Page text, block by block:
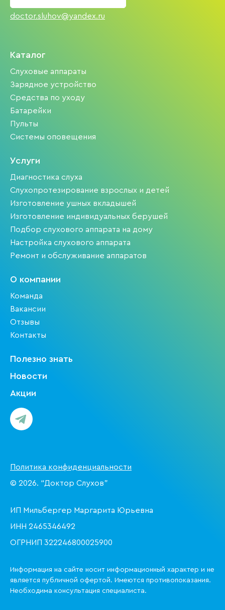
doctor.sluhov@yandex.ru
Каталог
Слуховые аппараты
Зарядное устройство
Средства по уходу
Батарейки
Пульты
Системы оповещения
Услуги
Диагностика слуха
Слухопротезирование взрослых и детей
Изготовление ушных вкладышей
Изготовление индивидуальных берушей
Подбор слухового аппарата на дому
Настройка слухового аппарата
Ремонт и обслуживание аппаратов
О компании
Команда
Вакансии
Отзывы
Контакты
Полезно знать
Новости
Акции
Политика конфиденциальности
© 2026. “Доктор Слухов”
ИП Мильбергер Маргарита Юрьевна
ИНН 2465346492
ОГРНИП 322246800025900
Информация на сайте носит информационный характер и не
является публичной офертой. Имеются противопоказания.
Необходима консультация специалиста.